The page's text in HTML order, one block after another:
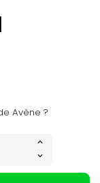
Avène ?